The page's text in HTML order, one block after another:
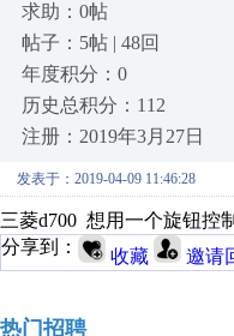
求助：0帖
帖子：5帖 | 48回
年度积分：0
历史总积分：112
注册：2019年3月27日
发表于：2019-04-09 11:46:28
三菱d700 想用一个旋钮控
分享到：
收藏 邀请
热门招聘